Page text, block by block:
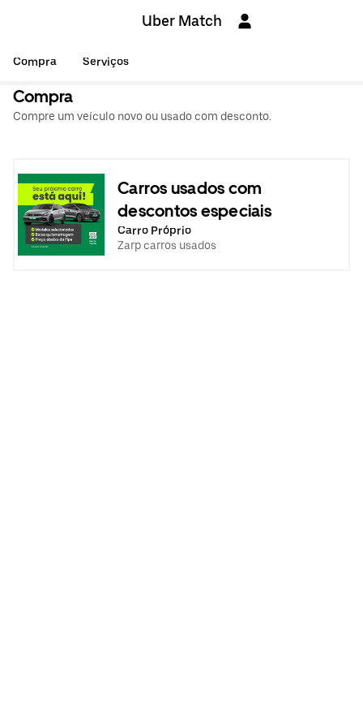
Uber Match
Compra Serviços
Compra
Compre um veículo novo ou usado com desconto.
Carros usados com
descontos especiais
Carro Próprio
Zarp carros usados